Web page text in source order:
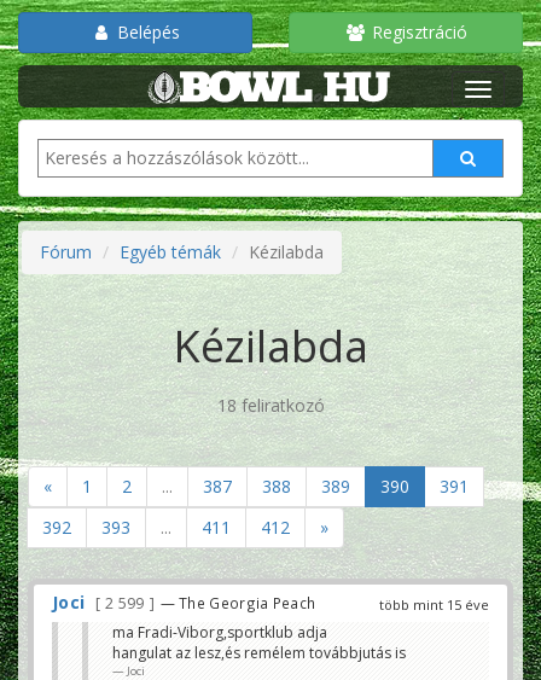
Belépés Regisztráció
Fórum Egyéb témák Kézilabda
Kézilabda
18 feliratkozó
« 1 2 ... 387 388 389 390
391
392
393 ... 411 412 »
több mint 15 éve
Joci 2 599 — The Georgia Peach
ma Fradi-Viborg,sportklub adja
hangulat az lesz,és remélem továbbjutás is
Joci